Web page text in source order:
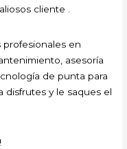
cliente .
en
asesoría
de punta para
disfrutes y le saques el